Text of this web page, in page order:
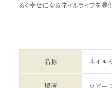
るく幸せになるネイルライフを提
名称 ネイル
場所 ロビー